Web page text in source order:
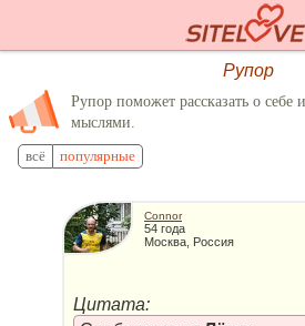
Рупор
Рупор поможет рассказать о себе
мыслями.
всё популярные
Connor
54 года
Москва, Россия
Цитата: